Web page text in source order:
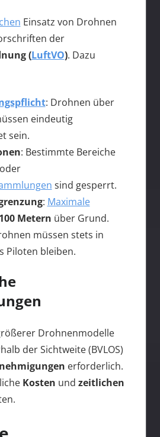
Einsatz von Drohnen
der
(LuftVO). Dazu
: Drohnen über
eindeutig
sein.
: Bestimmte Bereiche
sind gesperrt.
: Maximale
100 Metern über Grund.
müssen stets in
Piloten bleiben.
Drohnenmodelle
der Sichtweite (BVLOS)
erforderlich.
Kosten und zeitlichen